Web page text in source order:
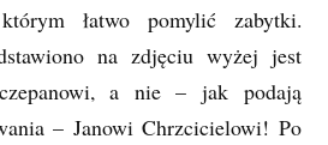
łatwo pomylić zabytki.
na zdjęciu wyżej jest
a nie – jak podają
– Janowi Chrzcicielowi! Po